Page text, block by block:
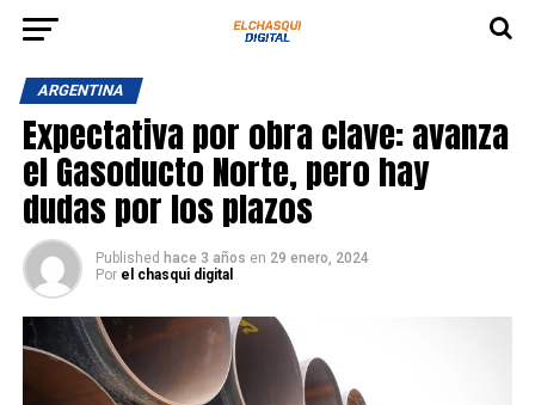
ARGENTINA
Expectativa por obra clave: avanza
el Gasoducto Norte, pero hay
dudas por los plazos
Published hace 3 años en 29 enero, 2024
Por el chasqui digital